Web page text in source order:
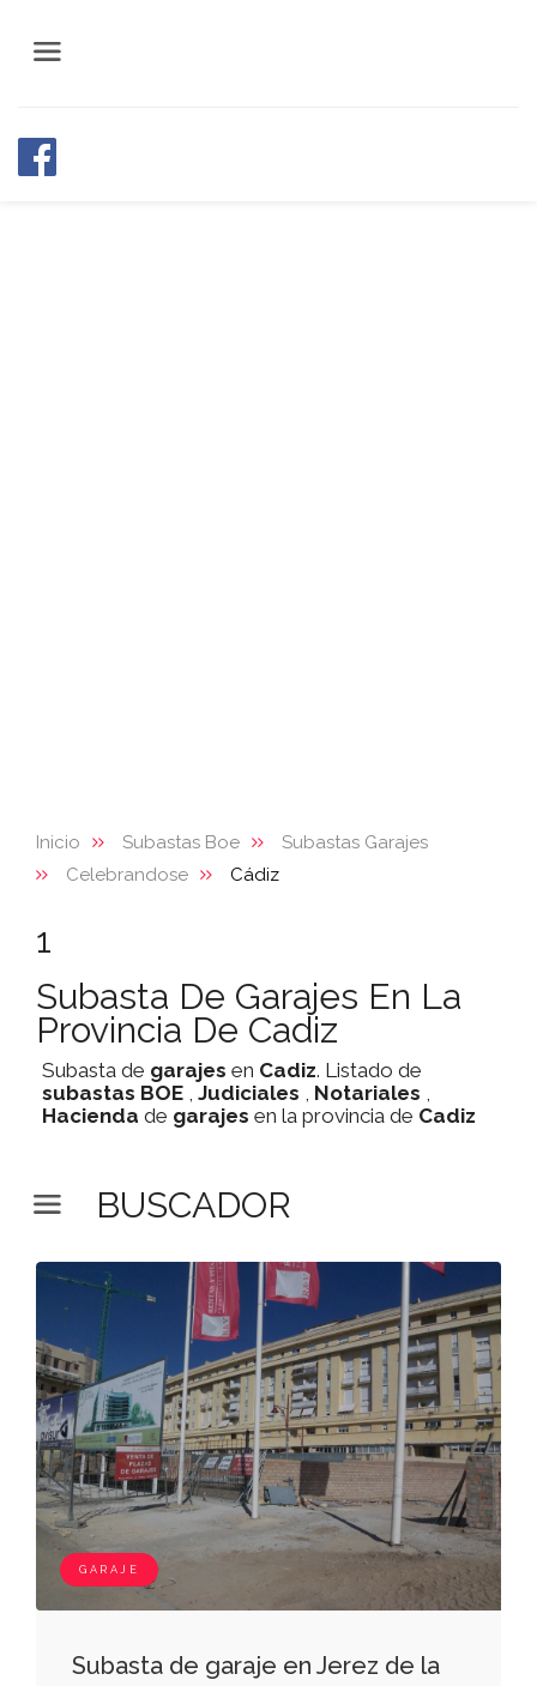
Inicio Subastas Boe
Subastas Garajes
Celebrandose
Cádiz
1
Subasta De Garajes En La
Provincia De Cadiz
Subasta de garajes en Cadiz. Listado de
subastas BOE , Judiciales , Notariales ,
Hacienda de garajes en la provincia de Cadiz
BUSCADOR
GARAJE
Subasta de garaje en Jerez de la